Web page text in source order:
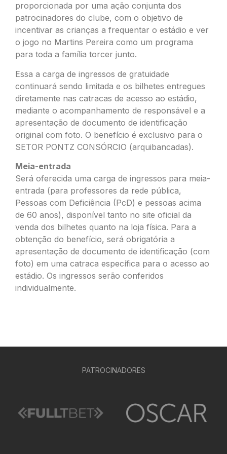
proporcionada por uma ação conjunta dos
patrocinadores do clube, com o objetivo de
incentivar as crianças a frequentar o estádio e ver
o jogo no Martins Pereira como um programa
para toda a família torcer junto.
Essa a carga de ingressos de gratuidade
continuará sendo limitada e os bilhetes entregues
diretamente nas catracas de acesso ao estádio,
mediante o acompanhamento de responsável e a
apresentação de documento de identificação
original com foto. O benefício é exclusivo para o
SETOR PONTZ CONSÓRCIO (arquibancadas).
Meia-entrada
Será oferecida uma carga de ingressos para meia-
entrada (para professores da rede pública,
Pessoas com Deficiência (PcD) e pessoas acima
de 60 anos), disponível tanto no site oficial da
venda dos bilhetes quanto na loja física. Para a
obtenção do benefício, será obrigatória a
apresentação de documento de identificação (com
foto) em uma catraca específica para o acesso ao
estádio. Os ingressos serão conferidos
individualmente.
PATROCINADORES